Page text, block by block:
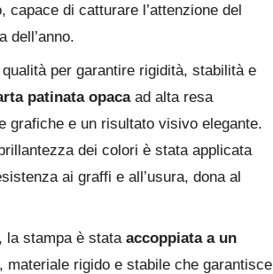
di catturare l’attenzione del
dell’anno.
per garantire rigidità, stabilità e
patinata opacaad alta resa
grafiche e un risultato visivo elegante.
dei colori è stata applicata
ai graffi e all’usura, dona al
la stampa è stata accoppiata a un
materiale rigido e stabile che garantisce